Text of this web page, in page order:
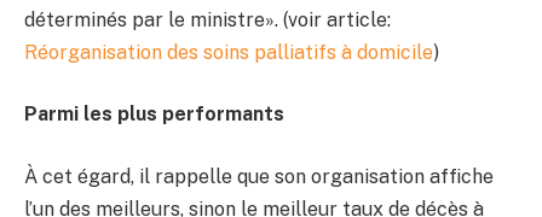
déterminés par le ministre». (voir article:
Réorganisation des soins palliatifs à domicile)
Parmi les plus performants
À cet égard, il rappelle que son organisation affiche
l’un des meilleurs, sinon le meilleur taux de décès à